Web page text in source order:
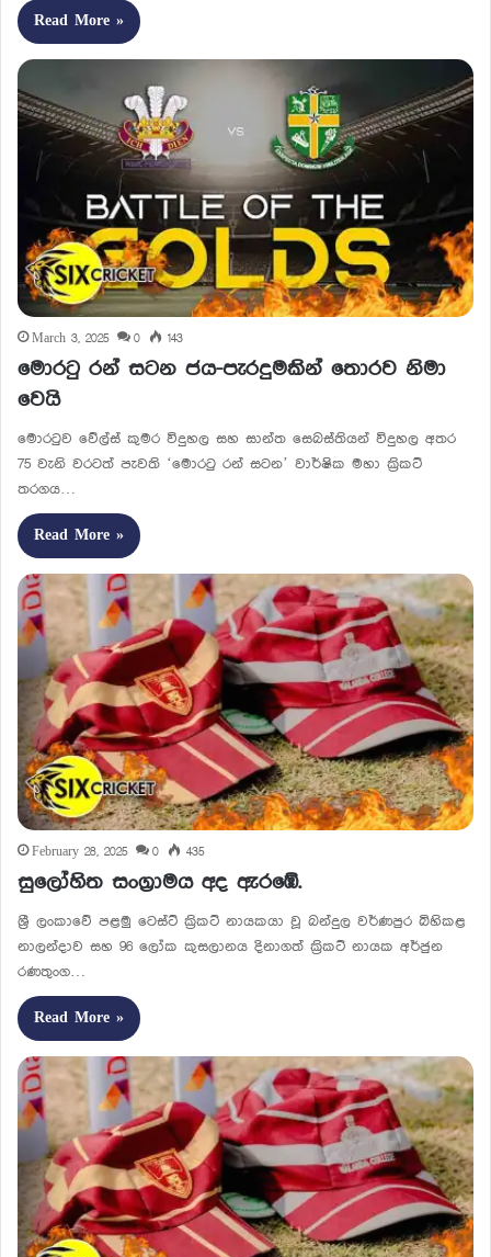
Read More »
March 3, 2025 0 143
මොරටු රන් සටන ජය-පැරදුමකින් තොරව නිමා
වෙයි
මොරටුව වේල්ස් කුමර විදුහල සහ සාන්ත සෙබස්තියන් විදුහල අතර
75 වැනි වරටත් පැවති ‘මොරටු රන් සටන’ වාර්ෂික මහා ක්‍රිකට්
තරගය…
Read More »
February 28, 2025 0 435
සුලෝ­හිත සංග්‍රා­මය අද ඇරඹේ.
ශ්‍රී ලංකාවේ පළමු ටෙස්ට් ක්‍රිකට් නායකයා වූ බන්දුල වර්ණපුර බිහිකළ
නාලන්දාව සහ 96 ලෝක කුසලානය දිනාගත් ක්‍රිකට් නායක අර්ජුන
රණතුංග…
Read More »